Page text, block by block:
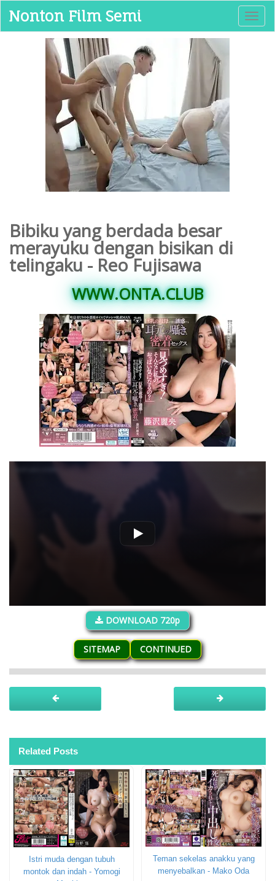
T
o
Nonton Film Semi
Bibiku yang berdada besar
merayuku dengan bisikan di
telingaku - Reo Fujisawa
WWW.ONTA.CLUB
DOWNLOAD 720p
SITEMAP CONTINUED
Related Posts
Istri muda dengan tubuh
montok dan indah - Yomogi
Teman sekelas anakku yang
menyebalkan - Mako Oda